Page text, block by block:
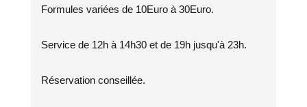
Formules variées de 10Euro à 30Euro.
Service de 12h à 14h30 et de 19h jusqu'à 23h.
Réservation conseillée.